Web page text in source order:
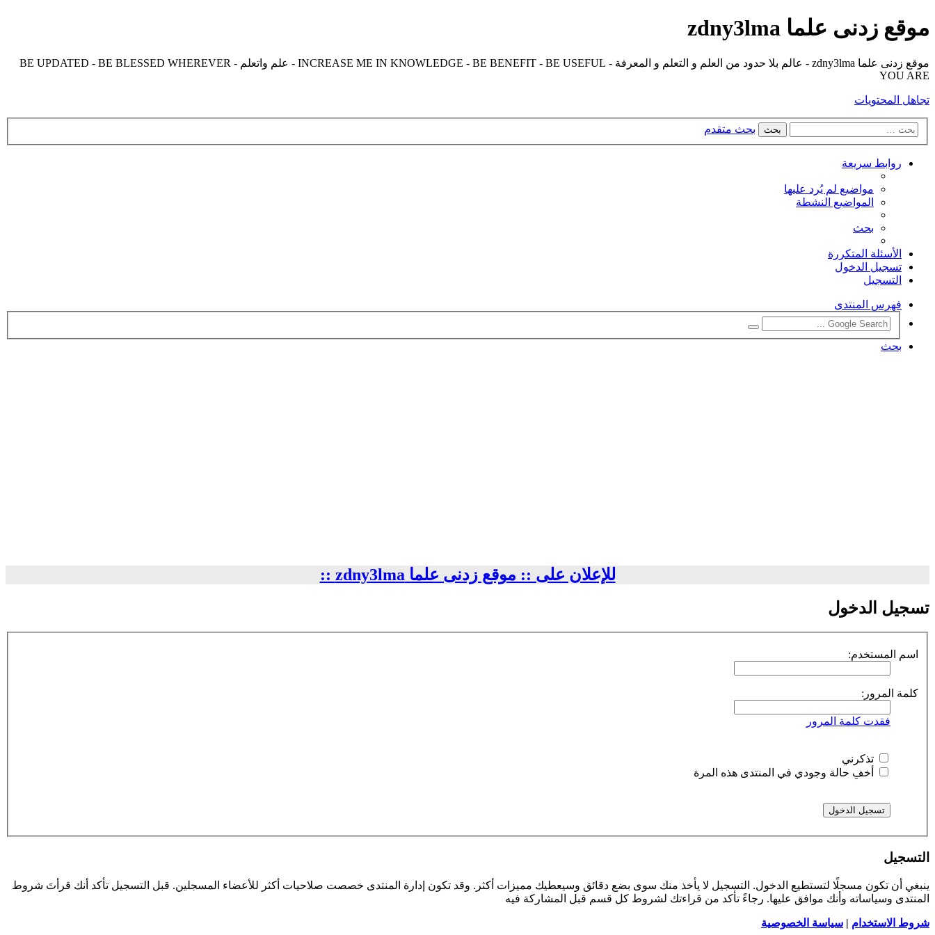
موقع زدنى علما zdny3lma
موقع زدنى علما zdny3lma - عالم بلا حدود من العلم و التعلم و المعرفة - INCREASE ME IN KNOWLEDGE - BE BENEFIT - BE USEFUL - علم واتعلم - BE UPDATED - BE BLESSED WHEREVER
YOU ARE
تجاهل المحتويات
بحث بحث متقدم
روابط سريعة
مواضيع لم يُرد عليها
المواضيع النشطة
بحث
الأسئلة المتكررة
تسجيل الدخول
التسجيل
فهرس المنتدى
بحث
للإعلان على :: موقع زدنى علما zdny3lma ::
تسجيل الدخول
اسم المستخدم:
كلمة المرور:
فقدت كلمة المرور
تذكرني
أخفِ حالة وجودي في المنتدى هذه المرة
التسجيل
ينبغي أن تكون مسجلًا لتستطيع الدخول. التسجيل لا يأخذ منك سوى بضع دقائق وسيعطيك مميزات أكثر. وقد تكون إدارة المنتدى خصصت صلاحيات أكثر للأعضاء المسجلين. قبل التسجيل تأكد أنك قرأتَ شروط
المنتدى وسياساته وأنك موافق عليها. رجاءً تأكد من قراءتك لشروط كل قسم قبل المشاركة فيه
شروط الاستخدام | سياسة الخصوصية